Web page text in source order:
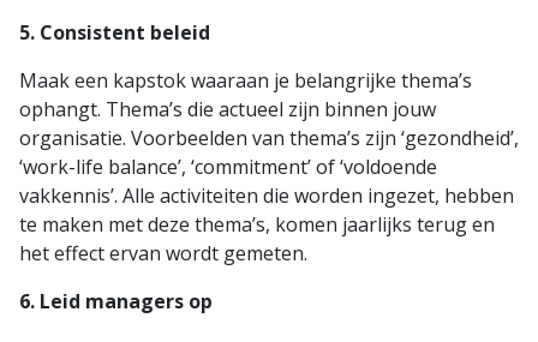
5. Consistent beleid
Maak een kapstok waaraan je belangrijke thema’s
ophangt. Thema’s die actueel zijn binnen jouw
organisatie. Voorbeelden van thema’s zijn ‘gezondheid’,
‘work-life balance’, ‘commitment’ of ‘voldoende
vakkennis’. Alle activiteiten die worden ingezet, hebben
te maken met deze thema’s, komen jaarlijks terug en
het effect ervan wordt gemeten.
6. Leid managers op